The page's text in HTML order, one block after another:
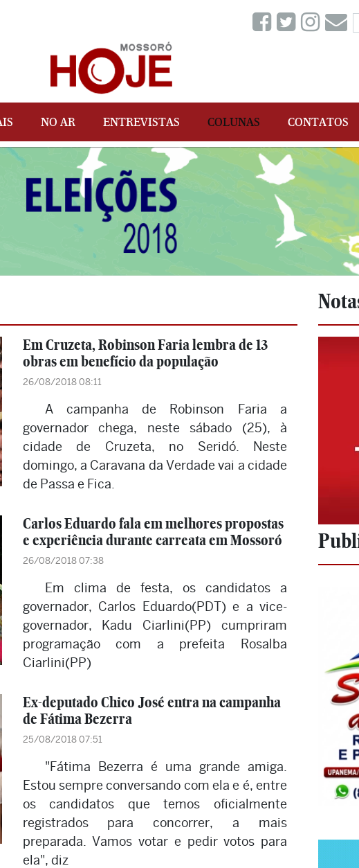
NO AR ENTREVISTAS COLUNAS CONTATOS
Em Cruzeta, Robinson Faria lembra de 13
obras em benefício da população
26/08/2018 08:11
A campanha de Robinson Faria a
governador chega, neste sábado (25), à
cidade de Cruzeta, no Seridó. Neste
domingo, a Caravana da Verdade vai a cidade
de Passa e Fica.
Carlos Eduardo fala em melhores propostas
e experiência durante carreata em Mossoró
26/08/2018 07:38
Em clima de festa, os candidatos a
governador, Carlos Eduardo(PDT) e a vice-
governador, Kadu Ciarlini(PP) cumpriram
programação com a prefeita Rosalba
Ciarlini(PP)
Ex-deputado Chico José entra na campanha
de Fátima Bezerra
25/08/2018 07:51
"Fátima Bezerra é uma grande amiga.
Estou sempre conversando com ela e é, entre
os candidatos que temos oficialmente
registrados para concorrer, a mais
preparada. Vamos votar e pedir votos para
ela", diz